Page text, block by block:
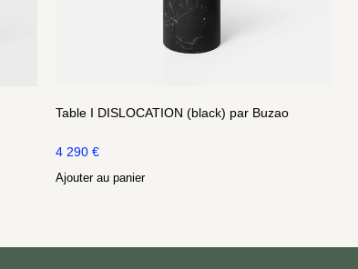
Table I DISLOCATION (black) par Buzao
4 290 €
Ajouter au panier